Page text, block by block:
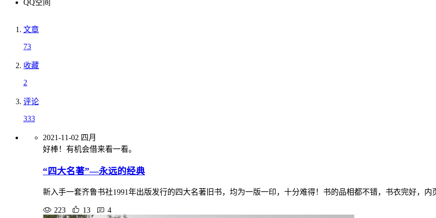
QQ空间
文章
73
收藏
2
评论
333
2021-11-02 四月
好棒！有机会借来看一看。
“四大名著”—永远的经典
新入手一套齐鲁书社1991年出版发行的四大名著旧书，均为一版一印，十分难得！书的品相都不错，书衣完好，内
223 13 4